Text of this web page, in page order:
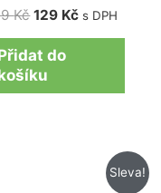
Kč 129 Kč s DPH
do
Sleva!
Aktuální
cena